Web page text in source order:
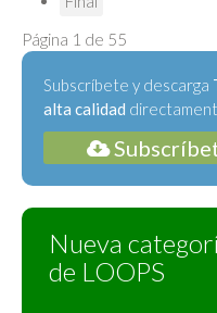
Página 1 de 55
Subscríbete y descarga
alta calidad
Nueva
de LOOPS